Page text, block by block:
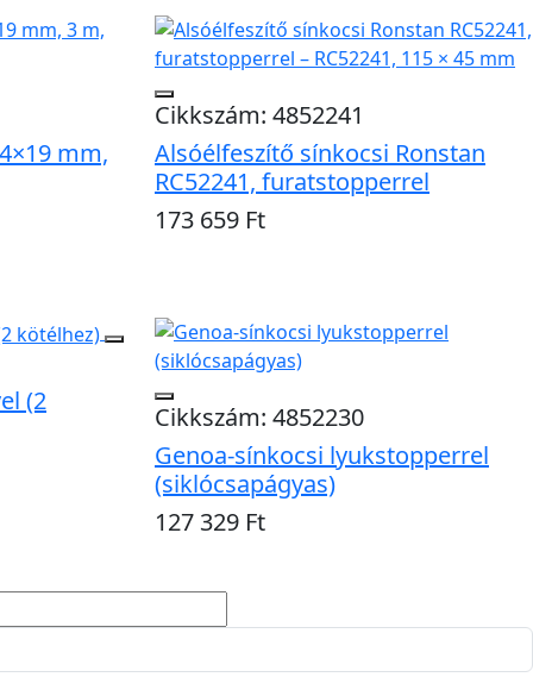
mm,
Cikkszám: 4852241
Alsóélfeszítő sínkocsi Ronstan
RC52241, furatstopperrel
173 659 Ft
(2
Cikkszám: 4852230
Genoa-sínkocsi lyukstopperrel
(siklócsapágyas)
127 329 Ft